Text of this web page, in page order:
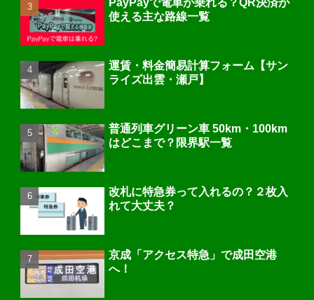
PayPayで電車が乗れる？QR決済が
使える主な路線一覧
運賃・料金簡易計算フォーム【サン
ライズ出雲・瀬戸】
普通列車グリーン車 50km・100km
はどこまで？限界駅一覧
改札に特急券って入れるの？２枚入
れて大丈夫？
京成「アクセス特急」で成田空港
へ！